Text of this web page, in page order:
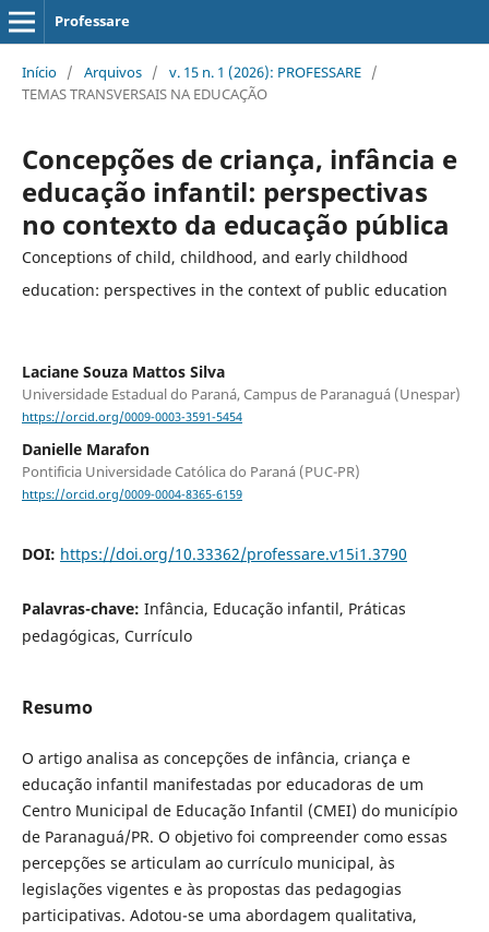
Professare
Início / Arquivos / v. 15 n. 1 (2026): PROFESSARE /
TEMAS TRANSVERSAIS NA EDUCAÇÃO
Concepções de criança, infância e
educação infantil: perspectivas
no contexto da educação pública
Conceptions of child, childhood, and early childhood
education: perspectives in the context of public education
Laciane Souza Mattos Silva
Universidade Estadual do Paraná, Campus de Paranaguá (Unespar)
https://orcid.org/0009-0003-3591-5454
Danielle Marafon
Pontificia Universidade Católica do Paraná (PUC-PR)
https://orcid.org/0009-0004-8365-6159
DOI: https://doi.org/10.33362/professare.v15i1.3790
Palavras-chave: Infância, Educação infantil, Práticas
pedagógicas, Currículo
Resumo
O artigo analisa as concepções de infância, criança e
educação infantil manifestadas por educadoras de um
Centro Municipal de Educação Infantil (CMEI) do município
de Paranaguá/PR. O objetivo foi compreender como essas
percepções se articulam ao currículo municipal, às
legislações vigentes e às propostas das pedagogias
participativas. Adotou-se uma abordagem qualitativa,